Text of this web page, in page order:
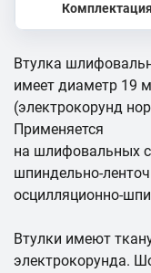
Комплектация
Втулка
имеет диаметр 19
(электрокорунд
Применяется
на шлифовальных
шпиндельно-
осцилляционно-
Втулки имеют
электрокорунда.